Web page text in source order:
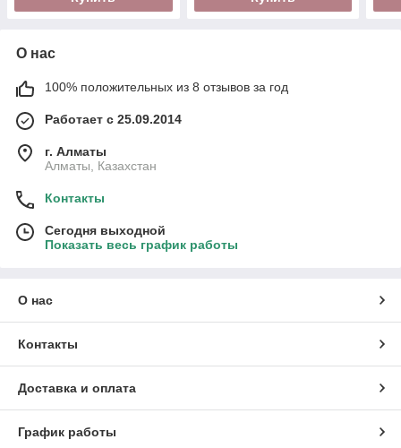
О нас
100% положительных из 8 отзывов за год
Работает с 25.09.2014
г. Алматы
Алматы, Казахстан
Контакты
Сегодня выходной
Показать весь график работы
О нас
Контакты
Доставка и оплата
График работы